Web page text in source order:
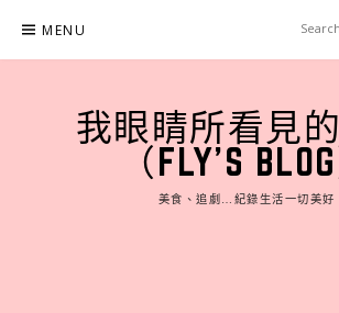
content
MENU
我眼睛所看見
（FLY'S BLOG
美食、追劇…紀錄生活一切美好